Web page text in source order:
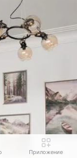
Приложение